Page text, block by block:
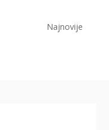
Najnovije